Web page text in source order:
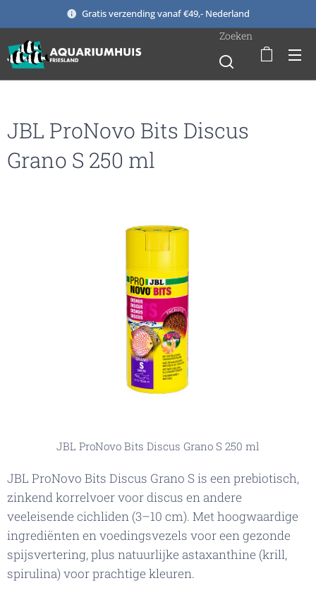
Gratis verzending vanaf €49,- Nederland
Zoeken
JBL ProNovo Bits Discus
Grano S 250 ml
JBL ProNovo Bits Discus Grano S 250 ml
JBL ProNovo Bits Discus Grano S is een prebiotisch,
zinkend korrelvoer voor discus en andere
veeleisende cichliden (3–10 cm). Met hoogwaardige
ingrediënten en voedingsvezels voor een gezonde
spijsvertering, plus natuurlijke astaxanthine (krill,
spirulina) voor prachtige kleuren.